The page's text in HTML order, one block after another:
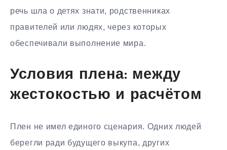
речь шла о детях знати, родственниках
правителей или людях, через которых
обеспечивали выполнение мира.
Условия плена: между
жестокостью и расчётом
Плен не имел единого сценария. Одних людей
берегли ради будущего выкупа, других